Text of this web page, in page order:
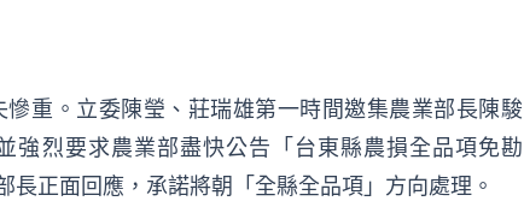
重。立委陳瑩、莊瑞雄第一時間邀集農業部長陳駿
強烈要求農業部盡快公告「台東縣農損全品項免勘
正面回應，承諾將朝「全縣全品項」方向處理。